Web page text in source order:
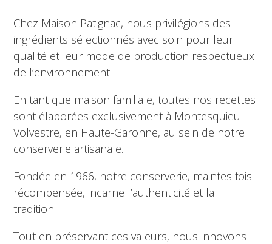
Chez Maison Patignac, nous privilégions des
ingrédients sélectionnés avec soin pour leur
qualité et leur mode de production respectueux
de l’environnement.
En tant que maison familiale, toutes nos recettes
sont élaborées exclusivement à Montesquieu-
Volvestre, en Haute-Garonne, au sein de notre
conserverie artisanale.
Fondée en 1966, notre conserverie, maintes fois
récompensée, incarne l’authenticité et la
tradition.
Tout en préservant ces valeurs, nous innovons